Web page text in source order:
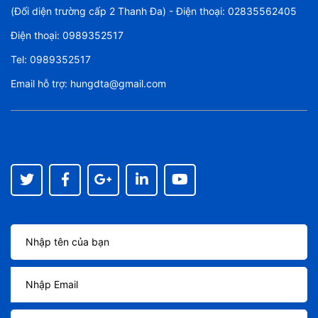
(Đối diện trường cấp 2 Thanh Đa) - Điện thoại: 02835562405
Điện thoại: 0989352517
Tel: 0989352517
Email hỗ trợ: hungdta@gmail.com